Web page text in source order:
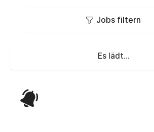
Jobs filtern
Es lädt...